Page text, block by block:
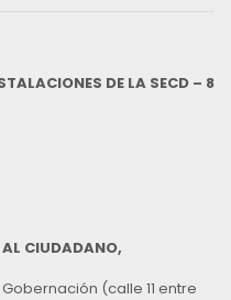
DE LA SECD – 8
CIUDADANO,
(calle 11 entre